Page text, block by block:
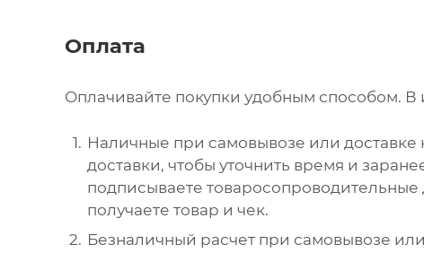
Оплата
Оплачивайте покупки удобным способом. В
Наличные при самовывозе или доставке
доставки, чтобы уточнить время и
подписываете
получаете товар и чек.
Безналичный расчет при самовывозе